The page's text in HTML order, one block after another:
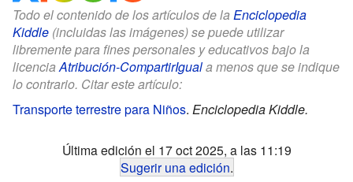
Todo el contenido de los artículos de la Enciclopedia
Kiddle (incluidas las imágenes) se puede utilizar
libremente para fines personales y educativos bajo la
licenciaAtribución-CompartirIguala menos que se indique
lo contrario. Citar este artículo:
Transporte terrestre para Niños. Enciclopedia Kiddle.
Última edición el 17 oct 2025, a las 11:19
Sugerir una edición.